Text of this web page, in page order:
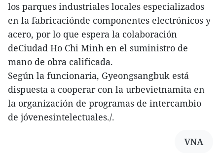
los parques industriales locales especializados
en la fabricaciónde componentes electrónicos y
acero, por lo que espera la colaboración
deCiudad Ho Chi Minh en el suministro de
mano de obra calificada.
Según la funcionaria, Gyeongsangbuk está
dispuesta a cooperar con la urbevietnamita en
la organización de programas de intercambio
de jóvenesintelectuales./.
VNA